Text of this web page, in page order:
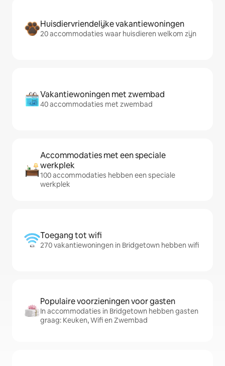
Huisdiervriendelijke vakantiewoningen
20 accommodaties waar huisdieren welkom zijn
Vakantiewoningen met zwembad
40 accommodaties met zwembad
Accommodaties met een speciale
werkplek
100 accommodaties hebben een speciale
werkplek
Toegang tot wifi
270 vakantiewoningen in Bridgetown hebben wifi
Populaire voorzieningen voor gasten
In accommodaties in Bridgetown hebben gasten
graag: Keuken, Wifi en Zwembad